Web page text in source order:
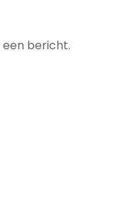
bericht.